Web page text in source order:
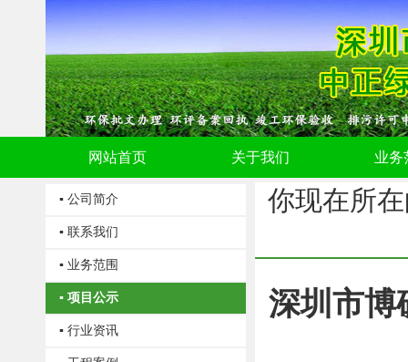
网站首页 关于我们 业务
▪ 公司简介
▪ 联系我们
▪ 业务范围
▪ 项目公示
▪ 行业资讯
你现在所
深圳市博